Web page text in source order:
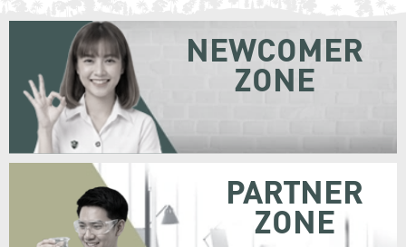
NEWCOMER
ZONE
PARTNER
ZONE